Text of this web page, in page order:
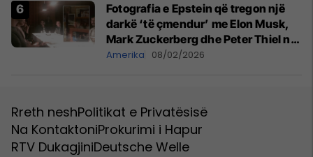
Fotografia e Epstein që tregon një
darkë ‘të çmendur’ me Elon Musk,
Mark Zuckerberg dhe Peter Thiel në
vitin 2015
Amerika 08/02/2026
Rreth neshPolitikat e Privatësisë
Na KontaktoniProkurimi i Hapur
RTV DukagjiniDeutsche Welle